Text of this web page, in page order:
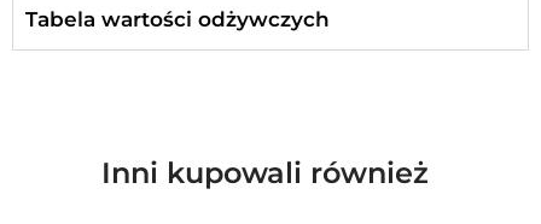
Tabela wartości odżywczych
Inni kupowali również